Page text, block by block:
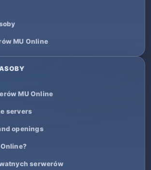
MU Online
MU Online
servers
openings
serwerów